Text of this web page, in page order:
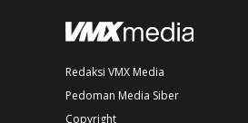
Redaksi VMX Media
Pedoman Media Siber
Copyright